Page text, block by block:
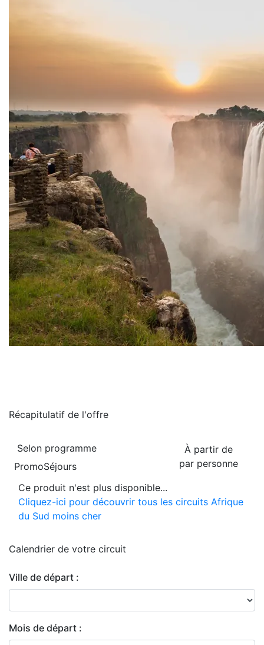
Récapitulatif de l'offre
À partir de
par personne
Selon programme
PromoSéjours
Ce produit n'est plus disponible...
Cliquez-ici pour découvrir tous les circuits Afrique
du Sud moins cher
Calendrier de votre circuit
Ville de départ :
Mois de départ :